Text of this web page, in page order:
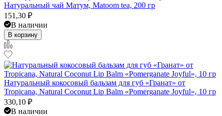
Натуральный чай Матум, Matoom tea, 200 гр
151,30 ₽
В наличии
В корзину
Натуральный кокосовый бальзам для губ «Гранат» от
Tropicana, Natural Coconut Lip Balm «Pomerganate Joyful», 10 гр
330,10 ₽
В наличии